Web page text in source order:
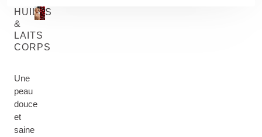
HUILES
&
LAITS
CORPS
Une
peau
douce
et
saine